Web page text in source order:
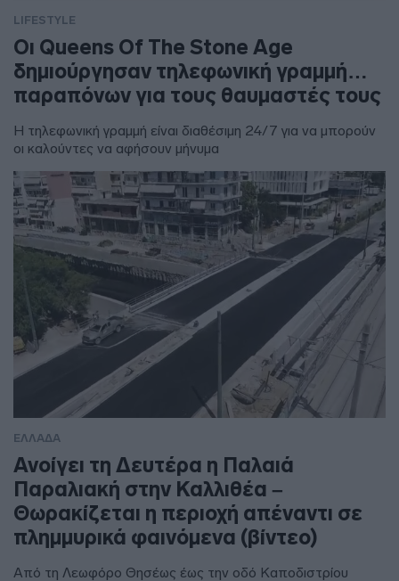
LIFESTYLE
Οι Queens Of The Stone Age
δημιούργησαν τηλεφωνική γραμμή…
παραπόνων για τους θαυμαστές τους
Η τηλεφωνική γραμμή είναι διαθέσιμη 24/7 για να μπορούν
οι καλούντες να αφήσουν μήνυμα
ΕΛΛΑΔΑ
Ανοίγει τη Δευτέρα η Παλαιά
Παραλιακή στην Καλλιθέα –
Θωρακίζεται η περιοχή απέναντι σε
πλημμυρικά φαινόμενα (βίντεο)
Από τη Λεωφόρο Θησέως έως την οδό Καποδιστρίου